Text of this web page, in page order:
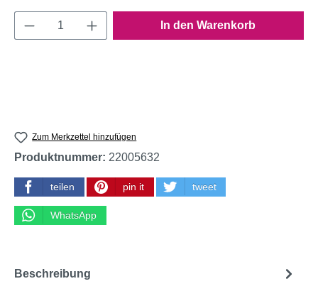
Produkt Anzahl: Gib den gewünschten
In den Warenkorb
Zum Merkzettel hinzufügen
Produktnummer: 22005632
teilen pin it tweet
WhatsApp
Beschreibung